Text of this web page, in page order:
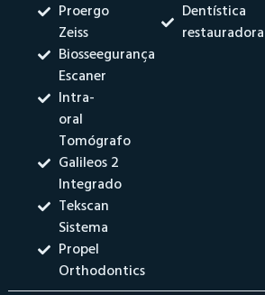
Proergo
Zeiss
Biosseegurança
Escaner
Intra-
oral
Tomógrafo
Galileos 2
Integrado
Tekscan
Sistema
Propel
Orthodontics
Dentística
restauradora